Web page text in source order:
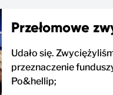
Przełomowe
Udało się.
przeznaczenie
Po&hellip;